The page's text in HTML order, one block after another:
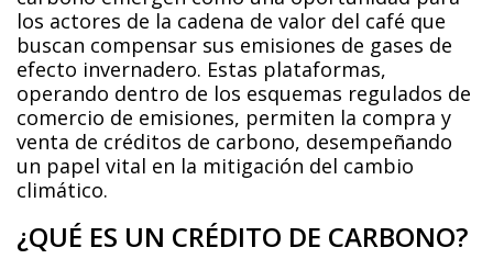
los actores de la cadena de valor del café que
buscan compensar sus emisiones de gases de
efecto invernadero. Estas plataformas,
operando dentro de los esquemas regulados de
comercio de emisiones, permiten la compra y
venta de créditos de carbono, desempeñando
un papel vital en la mitigación del cambio
climático.
¿QUÉ ES UN CRÉDITO DE CARBONO?